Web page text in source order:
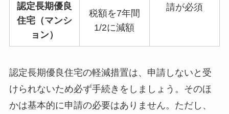
請が必須
認定長期優良
住宅（マンシ
ョン）
税額を7年間
1/2に減額
認定長期優良住宅の軽減措置は、申請しないと受
けられないため必ず手続きをしましょう。そのほ
かは基本的に申請の必要はありません。ただし、